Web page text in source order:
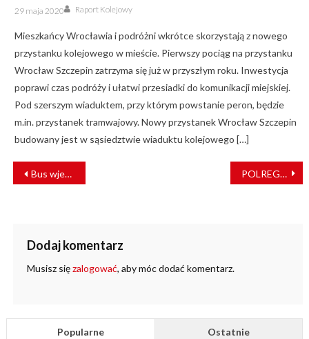
Posted
on
29 maja 2020 Author
Raport Kolejowy
Mieszkańcy Wrocławia i podróżni wkrótce skorzystają z nowego
przystanku kolejowego w mieście. Pierwszy pociąg na przystanku
Wrocław Szczepin zatrzyma się już w przyszłym roku. Inwestycja
poprawi czas podróży i ułatwi przesiadki do komunikacji miejskiej.
Pod szerszym wiaduktem, przy którym powstanie peron, będzie
m.in. przystanek tramwajowy. Nowy przystanek Wrocław Szczepin
budowany jest w sąsiedztwie wiaduktu kolejowego […]
NAWIGACJA
WPISU
Bus wjechał pod szynobus. Utrudnienia na linii Gorzów Wielkopolski – Zbąszynek POLREGIO uruchomiło codzienne połączenia nad Zalew Siemianówka
Dodaj komentarz
Musisz sięzalogować, aby móc dodać komentarz.
Popularne Ostatnie